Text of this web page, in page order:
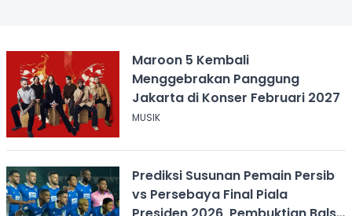
Maroon 5 Kembali
Menggebrakan Panggung
Jakarta di Konser Februari 2027
MUSIK
Prediksi Susunan Pemain Persib
vs Persebaya Final Piala